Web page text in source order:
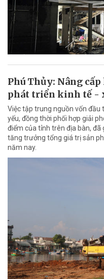
Phú Thủy: Nâng
phát triển kinh tế -
Việc tập trung nguồn vốn đầu
yếu, đồng thời phối hợp giải
điểm của tỉnh trên địa bàn, đã
tăng trưởng tổng giá trị sản
năm nay.